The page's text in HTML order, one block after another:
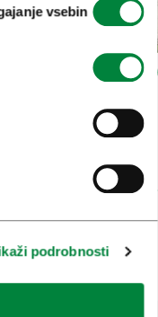
vsebin
podrobnosti
25 M
Prikaži več